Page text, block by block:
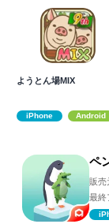
ようとん場MIX
iPhone Android
ペ
販売
最終